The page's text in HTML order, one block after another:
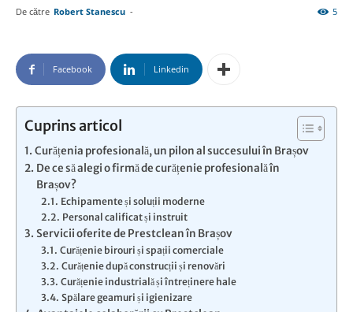
De către Robert Stanescu - 5
Facebook Linkedin
Cuprins articol
Curățenia profesională, un pilon al succesului în Brașov
De ce să alegi o firmă de curățenie profesională în
Brașov?
Echipamente și soluții moderne
Personal calificat și instruit
Servicii oferite de Prestclean în Brașov
Curățenie birouri și spații comerciale
Curățenie după construcții și renovări
Curățenie industrială și întreținere hale
Spălare geamuri și igienizare